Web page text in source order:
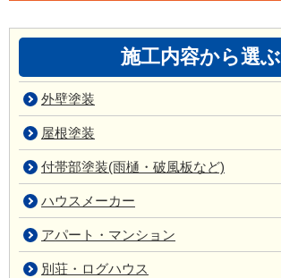
施工内容から選ぶ
外壁塗装
屋根塗装
付帯部塗装(雨樋・破風板など)
ハウスメーカー
アパート・マンション
別荘・ログハウス